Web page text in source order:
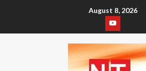
August 8, 2026